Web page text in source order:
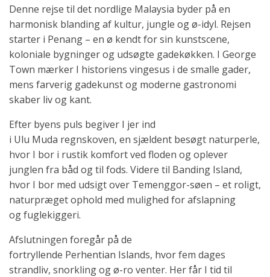
Denne rejse til det nordlige Malaysia byder på en
harmonisk blanding af kultur, jungle og ø-idyl. Rejsen
starter i Penang – en ø kendt for sin kunstscene,
koloniale bygninger og udsøgte gadekøkken. I George
Town mærker I historiens vingesus i de smalle gader,
mens farverig gadekunst og moderne gastronomi
skaber liv og kant.
Efter byens puls begiver I jer ind
i Ulu Muda regnskoven, en sjældent besøgt naturperle,
hvor I bor i rustik komfort ved floden og oplever
junglen fra båd og til fods. Videre til Banding Island,
hvor I bor med udsigt over Temenggor-søen – et roligt,
naturpræget ophold med mulighed for afslapning
og fuglekiggeri.
Afslutningen foregår på de
fortryllende Perhentian Islands, hvor fem dages
strandliv, snorkling og ø-ro venter. Her får I tid til